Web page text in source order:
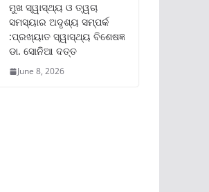
ମୁଖ ସ୍ୱାସ୍ଥ୍ୟ ଓ ତ୍ୱଚା
ସମସ୍ୟାର ଅଦୃଶ୍ୟ ସମ୍ପର୍କ
:ପ୍ରଖ୍ୟାତ ସ୍ୱାସ୍ଥ୍ୟ ବିଶେଷଜ୍ଞ
ଡା. ସୋନିଆ ଦତ୍ତ
June 8, 2026